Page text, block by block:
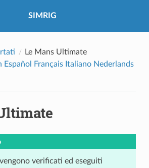
SIMRIG
Le Mans Ultimate
Español Français Italiano Nederlands
verificati ed eseguiti